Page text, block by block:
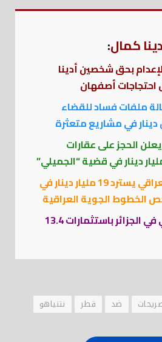
دينا كمال:
بحق شخصين أدينا
احتجاجات أصفهان
ملفات فساد للقضاء
في مشاريع متعثرة
الحجز على عقارات
عاجل …القضاء العراقي يسترد 19 مليار دينار في
الخطوط الجوية العراقية
مصنع ورقي تركي في الجزائر باستثمارات 13.4
ضد قطر نتنياهو